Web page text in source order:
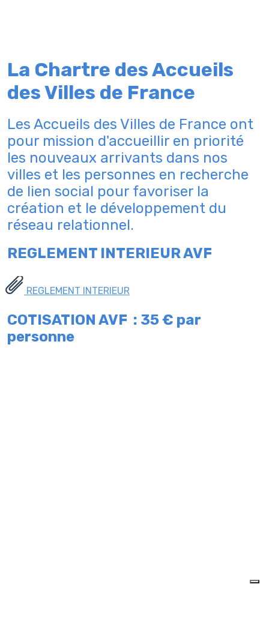
La Chartre des Accueils
des Villes de France
Les Accueils des Villes de France ont
pour mission d'accueillir en priorité
les nouveaux arrivants dans nos
villes et les personnes en recherche
de lien social pour favoriser la
création et le développement du
réseau relationnel.
REGLEMENT INTERIEUR AVF
REGLEMENT INTERIEUR
COTISATION AVF : 35 € par
personne